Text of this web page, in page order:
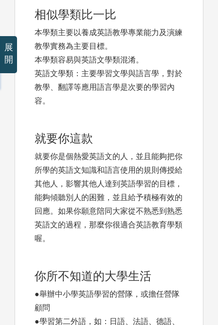
相似學類比一比
本學類主要以養成英語教學專業能力及演練
教學實務為主要目標。
本學類容易與英語文學類混淆。
英語文學類：主要學習文學與語言學，對於
教學、翻譯等應用語言學是次要的學習內
容。
就要你這款
就要你是個熱愛英語文的人，並且能夠把你
所學的英語文知識和語言使用的規則傳授給
其他人，影響其他人達到英語學習的目標，
能夠傾聽別人的困難，並且給予積極有效的
回應。如果你願意陪同大家從不熟悉到熟悉
英語文的過程，那麼你很適合英語教育學類
喔。
你所不知道的大學生活
●舉辦中小學英語學習的營隊，或擔任營隊
顧問
●學習第二外語，如：日語、法語、德語、
展
開